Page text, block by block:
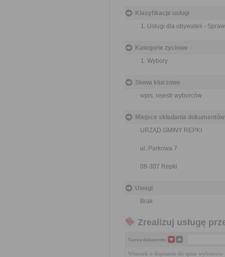
Klasyfikacje usługi
Usługi dla obywateli -
Kategorie życiowe
Wybory
Słowa kluczowe
wpis, rejestr wyborców
Miejsce składania dokumentów
URZĄD GMINY REPKI
ul. Parkowa 7
08-307 Repki
Uwagi
Brak
Zrealizuj usługę
Nazwa dokumentu
Wniosek o dopisanie do spisu wyborców